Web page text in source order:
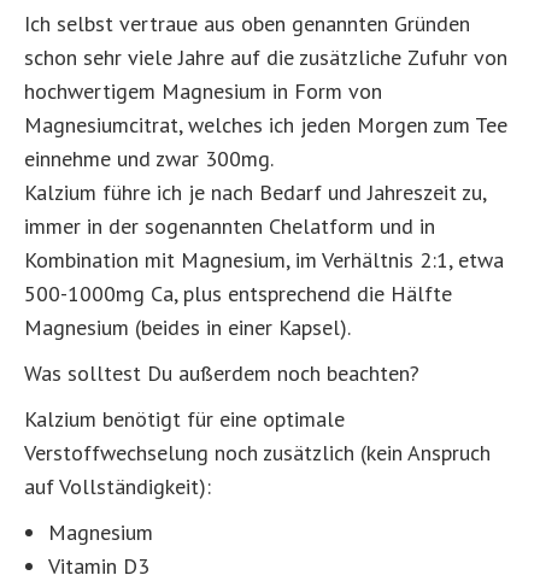
Ich selbst vertraue aus oben genannten Gründen
schon sehr viele Jahre auf die zusätzliche Zufuhr von
hochwertigem Magnesium in Form von
Magnesiumcitrat, welches ich jeden Morgen zum Tee
einnehme und zwar 300mg.
Kalzium führe ich je nach Bedarf und Jahreszeit zu,
immer in der sogenannten Chelatform und in
Kombination mit Magnesium, im Verhältnis 2:1, etwa
500-1000mg Ca, plus entsprechend die Hälfte
Magnesium (beides in einer Kapsel).
Was solltest Du außerdem noch beachten?
Kalzium benötigt für eine optimale
Verstoffwechselung noch zusätzlich (kein Anspruch
auf Vollständigkeit):
Magnesium
Vitamin D3